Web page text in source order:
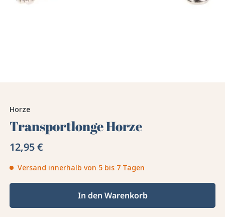
Horze
Transportlonge Horze
12,95 €
Versand innerhalb von 5 bis 7 Tagen
In den Warenkorb